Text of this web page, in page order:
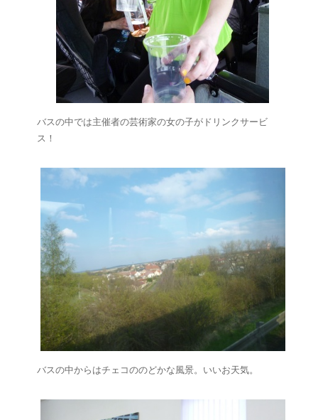
バスの中では主催者の芸術家の女の子がドリンクサービ
ス！
バスの中からはチェコののどかな風景。いいお天気。